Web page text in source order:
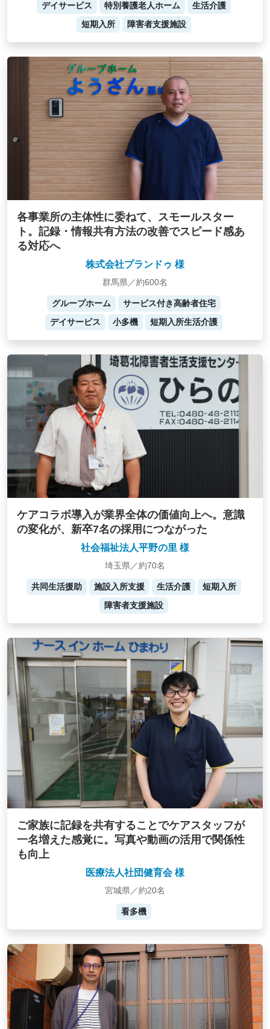
デイサービス 特別養護老人ホーム
生活介護
短期入所
障害者支援施設
各事業所の主体性に委ねて、スモールスター
ト。記録・情報共有方法の改善でスピード感あ
る対応へ
株式会社プランドゥ 様
群馬県／約600名
グループホーム
サービス付き高齢者住宅
デイサービス
小多機 短期入所生活介護
ケアコラボ導入が業界全体の価値向上へ。意識
の変化が、新卒7名の採用につながった
社会福祉法人平野の里 様
埼玉県／約70名
共同生活援助 施設入所支援 生活介護
短期入所
障害者支援施設
ご家族に記録を共有することでケアスタッフが
一名増えた感覚に。写真や動画の活用で関係性
も向上
医療法人社団健育会 様
宮城県／約20名
看多機